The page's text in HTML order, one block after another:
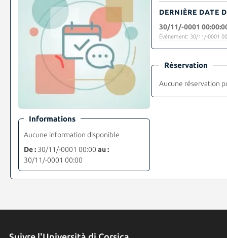
Informations
Aucune information disponible
De :30/11/-0001 00:00 au :
30/11/-0001 00:00
DERNIÈRE DATE
30/11/-0001
Événement: 30/11/-0001
Réservation
Aucune réservation